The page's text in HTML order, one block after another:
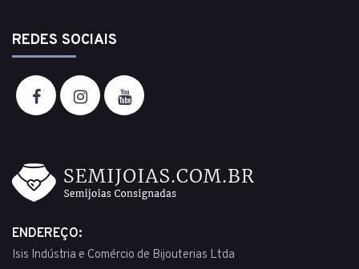
REDES SOCIAIS
ENDEREÇO:
Isis Indústria e Comércio de Bijouterias Ltda